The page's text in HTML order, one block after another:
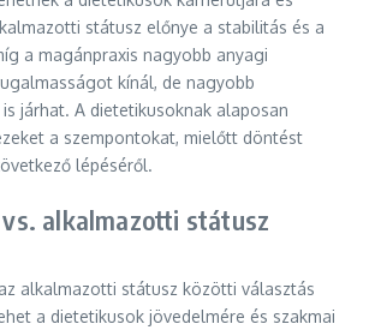
státusz előnye a stabilitás és a
a magánpraxis nagyobb anyagi
kínál, de nagyobb
járhat. A dietetikusoknak alaposan
a szempontokat, mielőtt döntést
lépéséről.
alkalmazotti státusz
alkalmazotti státusz közötti választás
a dietetikusok jövedelmére és szakmai